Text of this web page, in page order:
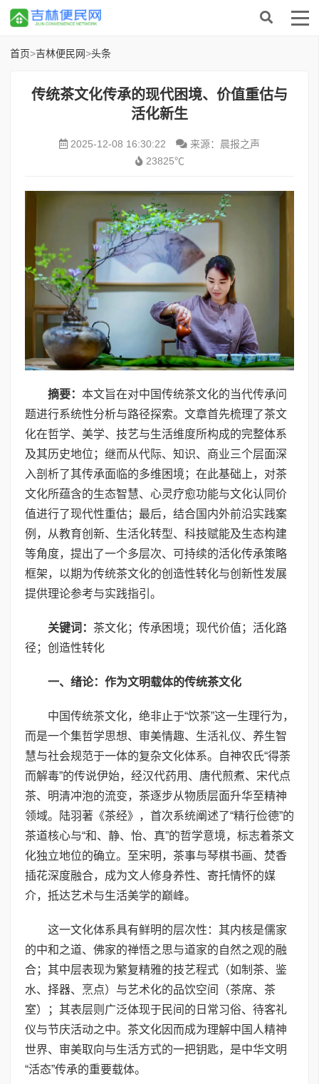
首页>吉林便民网>头条
传统茶文化传承的现代困境、价值重估与
活化新生
2025-12-08 16:30:22
来源：晨报之声
23825℃
摘要： 本文旨在对中国传统茶文化的当代传承问
题进行系统性分析与路径探索。文章首先梳理了茶文
化在哲学、美学、技艺与生活维度所构成的完整体系
及其历史地位；继而从代际、知识、商业三个层面深
入剖析了其传承面临的多维困境；在此基础上，对茶
文化所蕴含的生态智慧、心灵疗愈功能与文化认同价
值进行了现代性重估；最后，结合国内外前沿实践案
例，从教育创新、生活化转型、科技赋能及生态构建
等角度，提出了一个多层次、可持续的活化传承策略
框架，以期为传统茶文化的创造性转化与创新性发展
提供理论参考与实践指引。
关键词： 茶文化；传承困境；现代价值；活化路
径；创造性转化
一、绪论：作为文明载体的传统茶文化
中国传统茶文化，绝非止于“饮茶”这一生理行为，
而是一个集哲学思想、审美情趣、生活礼仪、养生智
慧与社会规范于一体的复杂文化体系。自神农氏“得荼
而解毒”的传说伊始，经汉代药用、唐代煎煮、宋代点
茶、明清冲泡的流变，茶逐步从物质层面升华至精神
领域。陆羽著《茶经》，首次系统阐述了“精行俭德”的
茶道核心与“和、静、怡、真”的哲学意境，标志着茶文
化独立地位的确立。至宋明，茶事与琴棋书画、焚香
插花深度融合，成为文人修身养性、寄托情怀的媒
介，抵达艺术与生活美学的巅峰。
这一文化体系具有鲜明的层次性：其内核是儒家
的中和之道、佛家的禅悟之思与道家的自然之观的融
合；其中层表现为繁复精雅的技艺程式（如制茶、鉴
水、择器、烹点）与艺术化的品饮空间（茶席、茶
室）；其表层则广泛体现于民间的日常习俗、待客礼
仪与节庆活动之中。茶文化因而成为理解中国人精神
世界、审美取向与生活方式的一把钥匙，是中华文明
“活态”传承的重要载体。